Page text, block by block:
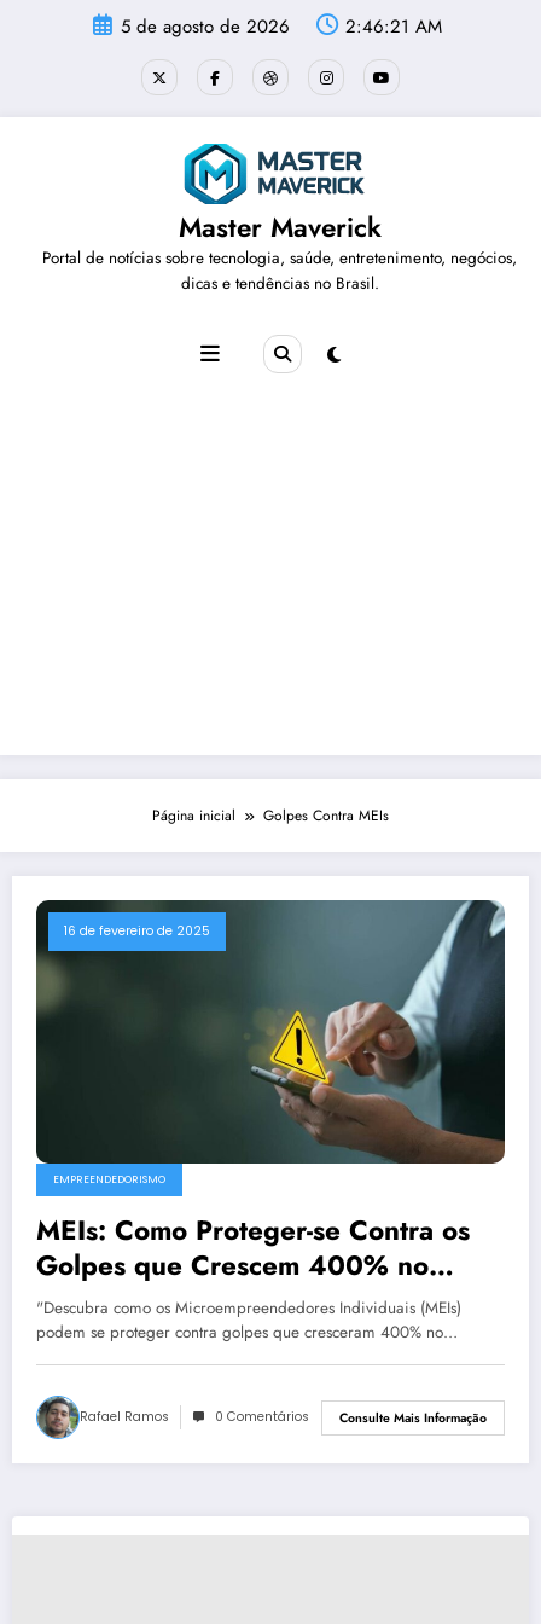
5 de agosto de 2026 2:46:21 AM
Master Maverick
Portal de notícias sobre tecnologia, saúde, entretenimento, negócios,
dicas e tendências no Brasil.
Página inicial Golpes Contra MEIs
16 de fevereiro de 2025
EMPREENDEDORISMO
MEIs: Como Proteger-se Contra os
Golpes que Crescem 400% no
Brasil
"Descubra como os Microempreendedores Individuais (MEIs)
podem se proteger contra golpes que cresceram 400% no…
Rafael Ramos 0 Comentários Consulte Mais Informação